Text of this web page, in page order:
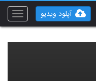
Toggle
آپلود ویدیو